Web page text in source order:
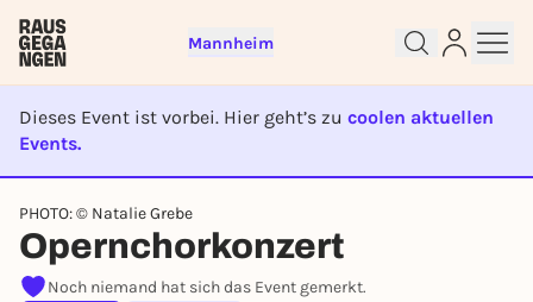
Mannheim
Dieses Event ist vorbei. Hier geht’s zu coolen aktuellen
Events.
EVENT IST BEENDET
PHOTO: © Natalie Grebe
Opernchorkonzert
Noch niemand hat sich das Event gemerkt.
Sign up for free and get started
right away
lotteries, you need a free Rausgegangen account.